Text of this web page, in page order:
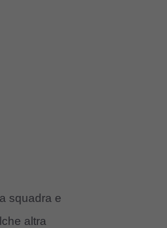
squadra e
altra